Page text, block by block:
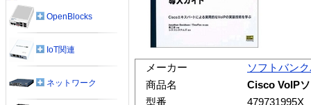
メーカー
ソフトバン
商品名
Cisco VoIP
型番
479731995X
OpenBlocks
IoT関連
ネットワーク